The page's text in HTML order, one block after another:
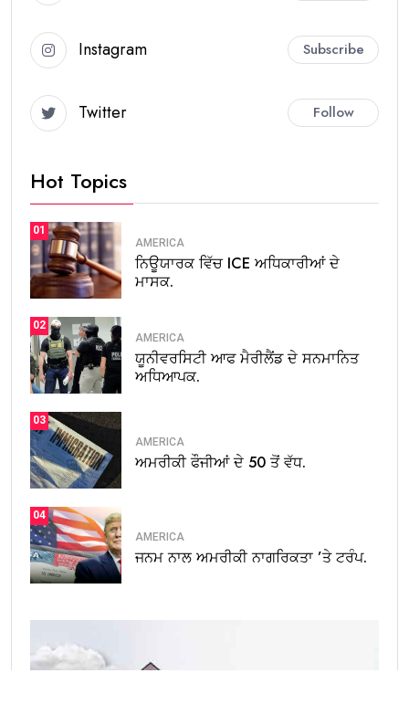
Instagram Subscribe
Twitter Follow
Hot Topics
01
AMERICA
ਨਿਊਯਾਰਕ ਵਿੱਚ ICE ਅਧਿਕਾਰੀਆਂ ਦੇ
ਮਾਸਕ.
02
AMERICA
ਯੂਨੀਵਰਸਿਟੀ ਆਫ ਮੈਰੀਲੈਂਡ ਦੇ ਸਨਮਾਨਿਤ
ਅਧਿਆਪਕ.
03
AMERICA
ਅਮਰੀਕੀ ਫੌਜੀਆਂ ਦੇ 50 ਤੋਂ ਵੱਧ.
04
AMERICA
ਜਨਮ ਨਾਲ ਅਮਰੀਕੀ ਨਾਗਰਿਕਤਾ ’ਤੇ ਟਰੰਪ.